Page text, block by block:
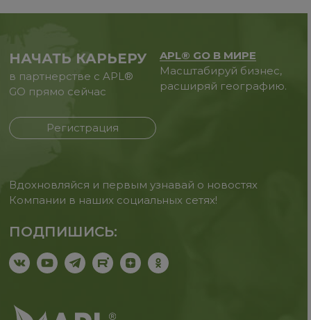
НАЧАТЬ КАРЬЕРУ
в партнерстве с APL®
GO прямо сейчас
Регистрация
APL® GO В МИРЕ
Масштабируй бизнес,
расширяй географию.
Вдохновляйся и первым узнавай о новостях
Компании в наших социальных сетях!
ПОДПИШИСЬ: